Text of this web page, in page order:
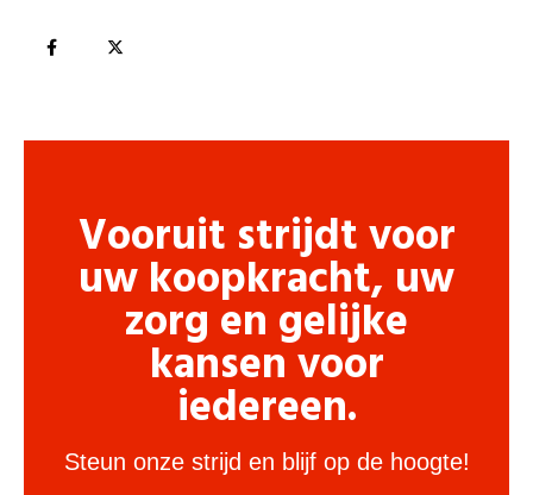
Vooruit strijdt voor
uw koopkracht, uw
zorg en gelijke
kansen voor
iedereen.
Steun onze strijd en blijf op de hoogte!